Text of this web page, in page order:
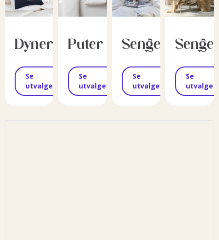
Dyner
Se
utvalget
Puter
Se
utvalget
Sengesett
Se
utvalget
Se
utvalget